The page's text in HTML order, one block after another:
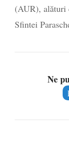
(AUR), alături
Sfintei
Ne